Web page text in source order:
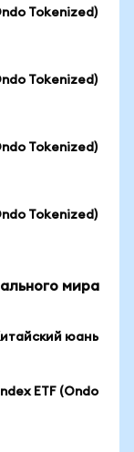
Tokenized)
Tokenized)
Tokenized)
Tokenized)
мира
юань
ETF (Ondo